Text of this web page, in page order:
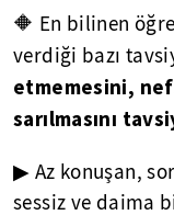
🔶 En bilinen
verdiği bazı
etmemesini,
sarılmasını
▶ Az konuşan,
sessiz ve daima